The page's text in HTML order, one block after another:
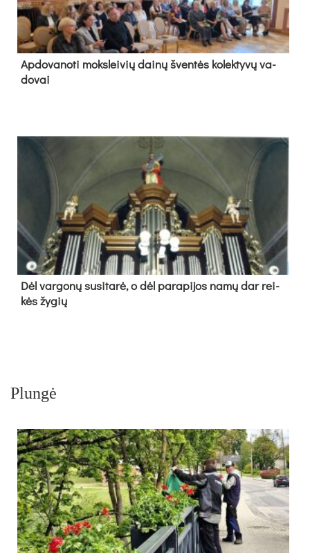
Ap­do­va­no­ti moks­lei­vių dai­nų šven­tės ko­lek­ty­vų va­
do­vai
Dėl var­go­nų su­si­ta­rė, o dėl pa­ra­pi­jos na­mų dar rei­
kės žy­gių
Plungė